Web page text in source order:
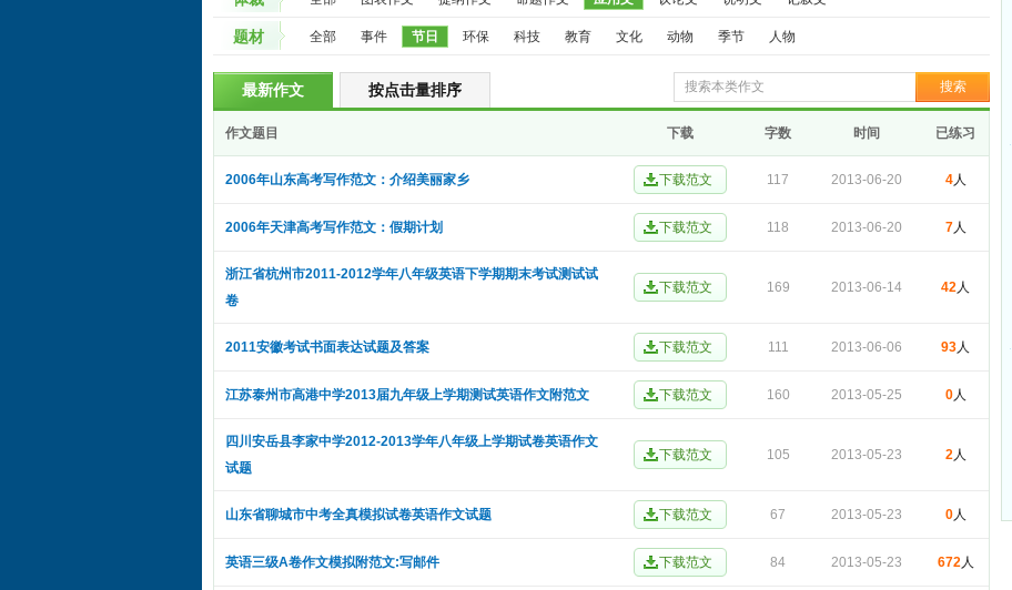
题材 全部 事件 节日 环保 科技 教育 文化 动物 季节 人物
最新作文 按点击量排序
作文题目 下载 字数 时间 已练习
2006年山东高考写作范文：介绍美丽家乡 117 2013-06-20 4人
2006年天津高考写作范文：假期计划 118 2013-06-20 7人
浙江省杭州市2011-2012学年八年级英语下学期期末考试测试试
卷
169 2013-06-14 42人
2011安徽考试书面表达试题及答案 111 2013-06-06 93人
江苏泰州市高港中学2013届九年级上学期测试英语作文附范文 160 2013-05-25 0人
四川安岳县李家中学2012-2013学年八年级上学期试卷英语作文
试题
105 2013-05-23 2人
山东省聊城市中考全真模拟试卷英语作文试题 67 2013-05-23 0人
英语三级A卷作文模拟附范文:写邮件 84 2013-05-23 672人